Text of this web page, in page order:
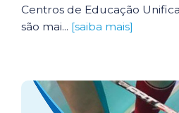
Centros de Educação
são mai... [saiba mais]